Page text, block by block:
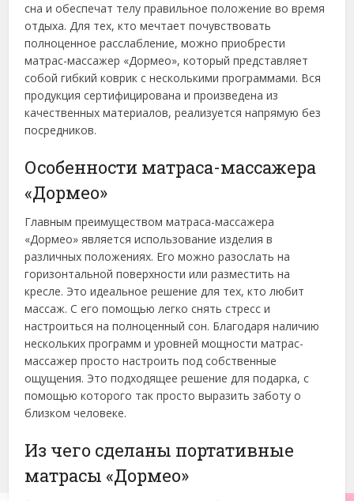
сна и обеспечат телу правильное положение во время
отдыха. Для тех, кто мечтает почувствовать
полноценное расслабление, можно приобрести
матрас-массажер «Дормео», который представляет
собой гибкий коврик с несколькими программами. Вся
продукция сертифицирована и произведена из
качественных материалов, реализуется напрямую без
посредников.
Особенности матраса-массажера
«Дормео»
Главным преимуществом матраса-массажера
«Дормео» является использование изделия в
различных положениях. Его можно разослать на
горизонтальной поверхности или разместить на
кресле. Это идеальное решение для тех, кто любит
массаж. С его помощью легко снять стресс и
настроиться на полноценный сон. Благодаря наличию
нескольких программ и уровней мощности матрас-
массажер просто настроить под собственные
ощущения. Это подходящее решение для подарка, с
помощью которого так просто выразить заботу о
близком человеке.
Из чего сделаны портативные
матрасы «Дормео»